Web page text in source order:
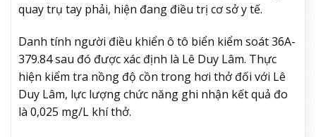
quay trụ tay phải, hiện đang điều trị cơ sở y tế.
Danh tính người điều khiển ô tô biển kiểm soát 36A-
379.84 sau đó được xác định là Lê Duy Lâm. Thực
hiện kiểm tra nồng độ cồn trong hơi thở đối với Lê
Duy Lâm, lực lượng chức năng ghi nhận kết quả đo
là 0,025 mg/L khí thở.